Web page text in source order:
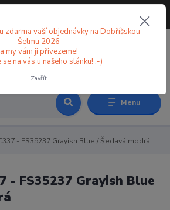
Menu
- FS35237 Grayish Blue / Šedavá modrá
- FS35237 Grayish Blue
zdarma vaší objednávky na Dobříšskou
Šelmu 2026
a my vám ji přivezeme!
se na vás u našeho stánku! :-)
Zavřít